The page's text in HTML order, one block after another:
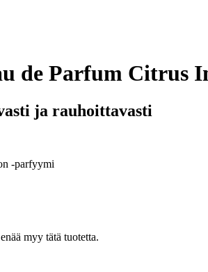
de Parfum Citrus
ja rauhoittavasti
-parfyymi
myy tätä tuotetta.